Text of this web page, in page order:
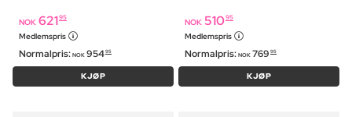
NOK 62195
Medlemspris
Normalpris: NOK 95495
KJØP
NOK 51095
Medlemspris
Normalpris: NOK 769 95
KJØP